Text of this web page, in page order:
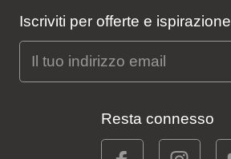
Iscriviti per offerte e ispirazione
Resta connesso